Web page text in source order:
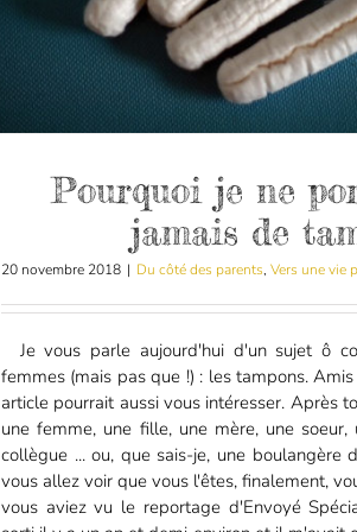
Pourquoi je ne
jamais de
20 novembre 2018 | Du côté des parents, Vers une vie
Je vous parle aujourd'hui d'un sujet ô
femmes (mais pas que !) : les tampons.
article pourrait aussi vous intéresser. Après
une femme, une fille, une mère, une soeur,
collègue ... ou, que sais-je, une boulangère
vous allez voir que vous l'êtes, finalement,
vous aviez vu le reportage d'Envoyé